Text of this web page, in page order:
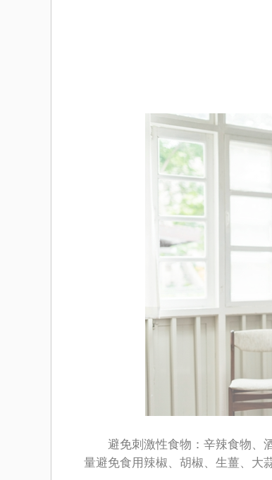
避免刺激性食物：辛辣食物、酒
量避免食用辣椒、胡椒、生薑、大